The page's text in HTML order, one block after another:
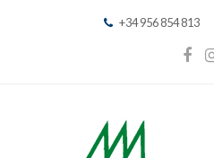
+34 956 854 813